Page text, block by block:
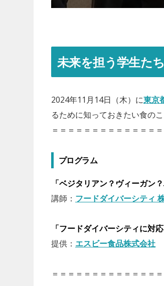
未来を担う学生た
2024年11月14日（木）に東京
るために知っておきたい食の
＝＝＝＝＝＝＝＝＝＝＝＝＝
プログラム
「ベジタリアン？ヴィーガン
講師： フードダイバーシティ
「フードダイバーシティに対
提供： エスビー食品株式会社
＝＝＝＝＝＝＝＝＝＝＝＝＝